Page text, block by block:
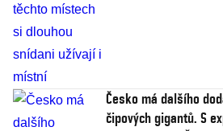
Česko má dalšího
čipových gigantů. S